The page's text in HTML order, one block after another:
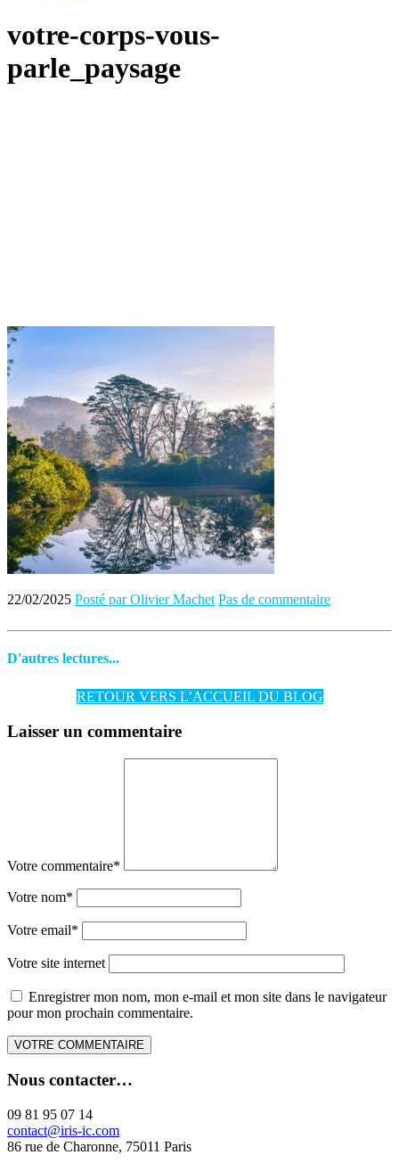
votre-corps-vous-
parle_paysage
22/02/2025 Posté par Olivier Machet Pas de commentaire
D'autres lectures...
RETOUR VERS L’ACCUEIL DU BLOG
Laisser un commentaire
Votre commentaire*
Votre nom*
Votre email*
Votre site internet
Enregistrer mon nom, mon e-mail et mon site dans le navigateur
pour mon prochain commentaire.
Nous contacter…
09 81 95 07 14
contact@iris-ic.com
86 rue de Charonne, 75011 Paris